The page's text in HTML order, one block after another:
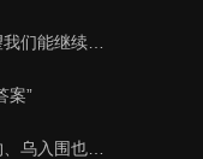
持并不断进步
案”
积薄发的结果